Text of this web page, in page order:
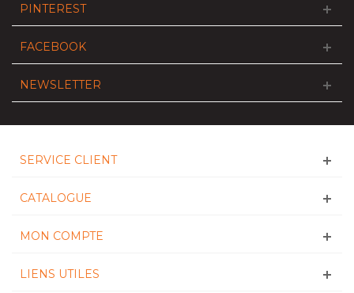
PINTEREST
FACEBOOK
NEWSLETTER
SERVICE CLIENT
CATALOGUE
MON COMPTE
LIENS UTILES